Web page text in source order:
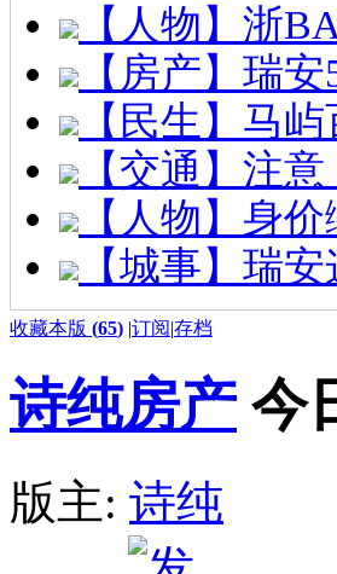
【人物】浙
【房产】瑞
【民生】马
【交通】注
【人物】身
【城事】瑞
收藏本版 (65) |订阅|存档
诗纯房产 今
版主: 诗纯